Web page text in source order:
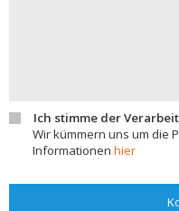
Ich stimme der
Wir kümmern uns um die
Informationen hier